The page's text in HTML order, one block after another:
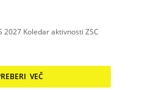
2027 Koledar aktivnosti ZSC
VEČ